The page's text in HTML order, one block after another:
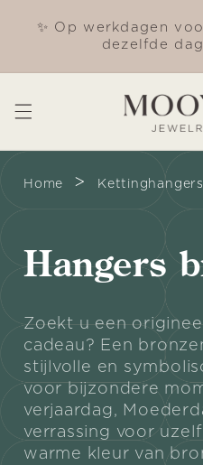
naar de
✨ Op werkdagen
dezelfde
Home > Kettinghangers
C
o
l
l
e
Hangers
Zoekt u een
cadeau? Een
stijlvolle en
voor bijzondere
verjaardag,
verrassing voor
warme kleur van